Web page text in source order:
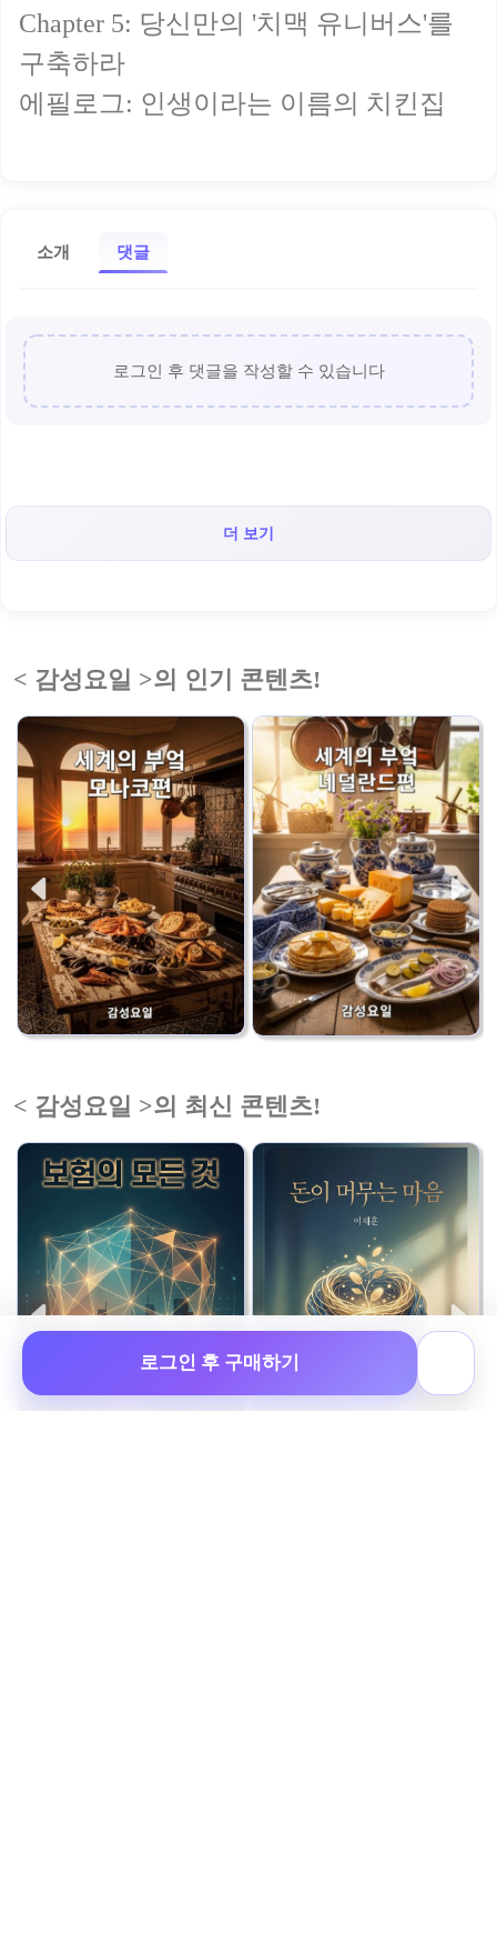
로그인 후 구매하기
Chapter 5: 당신만의 '치맥 유니버스'를
구축하라
에필로그: 인생이라는 이름의 치킨집
소개 댓글
로그인 후 댓글을 작성할 수 있습니다
더 보기
< 감성요일 >의 인기 콘텐츠!
< 감성요일 >의 최신 콘텐츠!